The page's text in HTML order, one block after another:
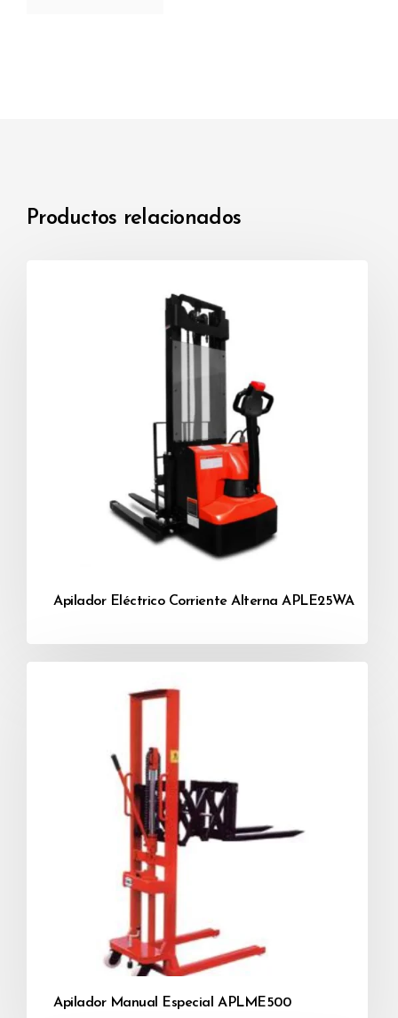
Este equipo presenta una plataforma plegable,
o puede ir montado encima de la plataforma para
desplazarse a velocidades altas.
Equipado con un sistema inteligente que previene
que el equipo retroceda cuando se está
Con una pantalla inteligente que indica al
operador si el equipo presenta alguna falla de
tipo eléctrico o electrónico.
El equipo viene con un indicador de carga de la
batería y un indicador de horas de uso, lo que
permite que el operario cargue el equipo a
Este equipo puede ordenarse a contrapedido
Productos relacionados
Apilador Eléctrico Corriente Alterna APLE25WA
Apilador Manual Especial APLME500